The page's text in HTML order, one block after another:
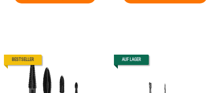
BESTSELLER AUF LAGER